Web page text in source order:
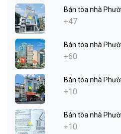
Bán tòa nhà
+47
Bán tòa nhà
+60
Bán tòa nhà
+10
Bán tòa nhà
+10